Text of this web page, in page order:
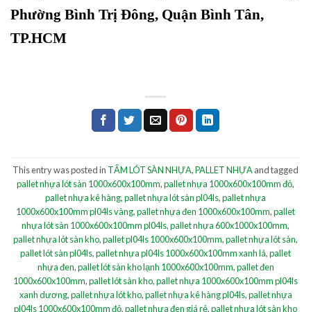
Phường Bình Trị Đông, Quận Bình Tân,
TP.HCM
This entry was posted in TẤM LÓT SÀN NHỰA,PALLET NHỰAand tagged
pallet nhựa lót sàn 1000x600x100mm,pallet nhựa 1000x600x100mm đỏ,
pallet nhựa kê hàng,pallet nhựa lót sàn pl04ls,pallet nhựa
1000x600x100mm pl04ls vàng,pallet nhựa đen 1000x600x100mm,pallet
nhựa lót sàn 1000x600x100mm pl04ls,pallet nhựa 600x1000x100mm,
pallet nhựa lót sàn kho,pallet pl04ls 1000x600x100mm,pallet nhựa lót sàn,
pallet lót sàn pl04ls,pallet nhựa pl04ls 1000x600x100mm xanh lá,pallet
nhựa đen,pallet lót sàn kho lạnh 1000x600x100mm,pallet đen
1000x600x100mm,pallet lót sàn kho,pallet nhựa 1000x600x100mm pl04ls
xanh dương,pallet nhựa lót kho,pallet nhựa kê hàng pl04ls,pallet nhựa
pl04ls 1000x600x100mm đỏ,pallet nhựa đen giá rẻ,pallet nhựa lót sàn kho